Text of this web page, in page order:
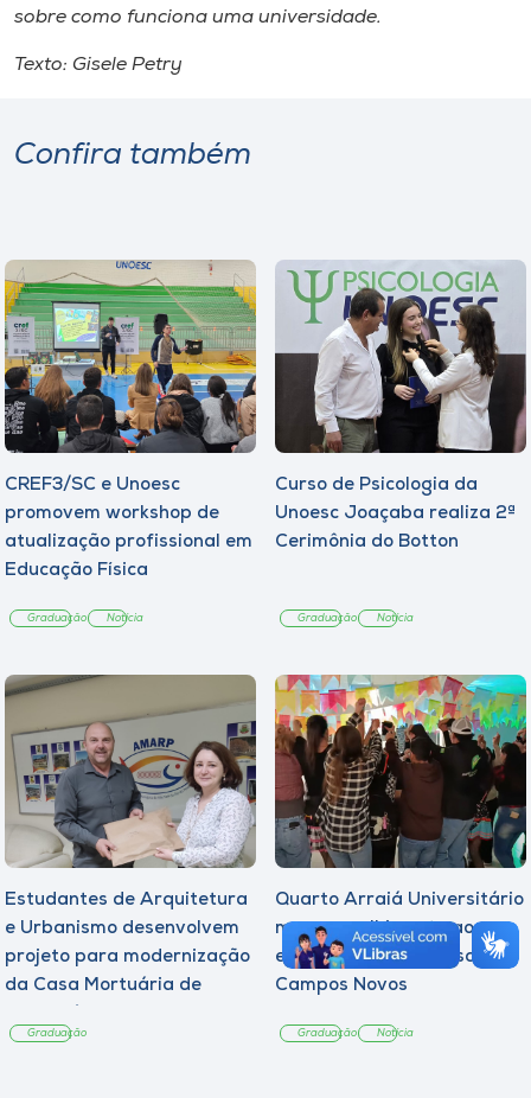
Store
Selecione
o idioma
A+
A-
sobre como funciona uma universidade.
Texto: Gisele Petry
Confira também
CREF3/SC e Unoesc
promovem workshop de
atualização profissional em
Educação Física
Graduação Notícia
Curso de Psicologia da
Unoesc Joaçaba realiza 2ª
Cerimônia do Botton
Graduação Notícia
Estudantes de Arquitetura
e Urbanismo desenvolvem
projeto para modernização
da Casa Mortuária de
Graduação
Quarto Arraiá Universitário
marca acolhimento aos
estudantes da Unoesc
Campos Novos
Graduação Notícia